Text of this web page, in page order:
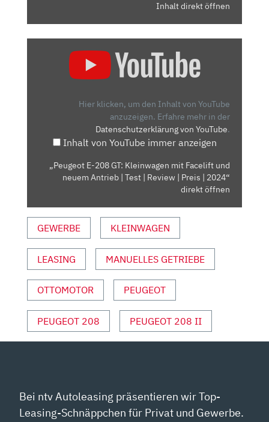
Inhalt direkt öffnen
KLEINWAGEN
NEUEM
ANTRIEB
|
REVIEW
|
PREIS
2024“
VON
YOUTUBE
ANZEIGEN
Hier klicken, um den Inhalt von YouTube
anzuzeigen. Erfahre mehr in der
Datenschutzerklärung von YouTube.
Inhalt von YouTube immer anzeigen
„Peugeot E-208 GT: Kleinwagen mit Facelift und
neuem Antrieb | Test | Review | Preis | 2024“
direkt öffnen
GEWERBE KLEINWAGEN
LEASING MANUELLES GETRIEBE
OTTOMOTOR PEUGEOT
PEUGEOT 208 PEUGEOT 208 II
Bei ntv Autoleasing präsentieren wir Top-
Leasing-Schnäppchen für Privat und Gewerbe.